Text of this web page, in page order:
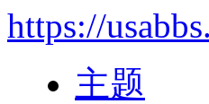
https://
主题